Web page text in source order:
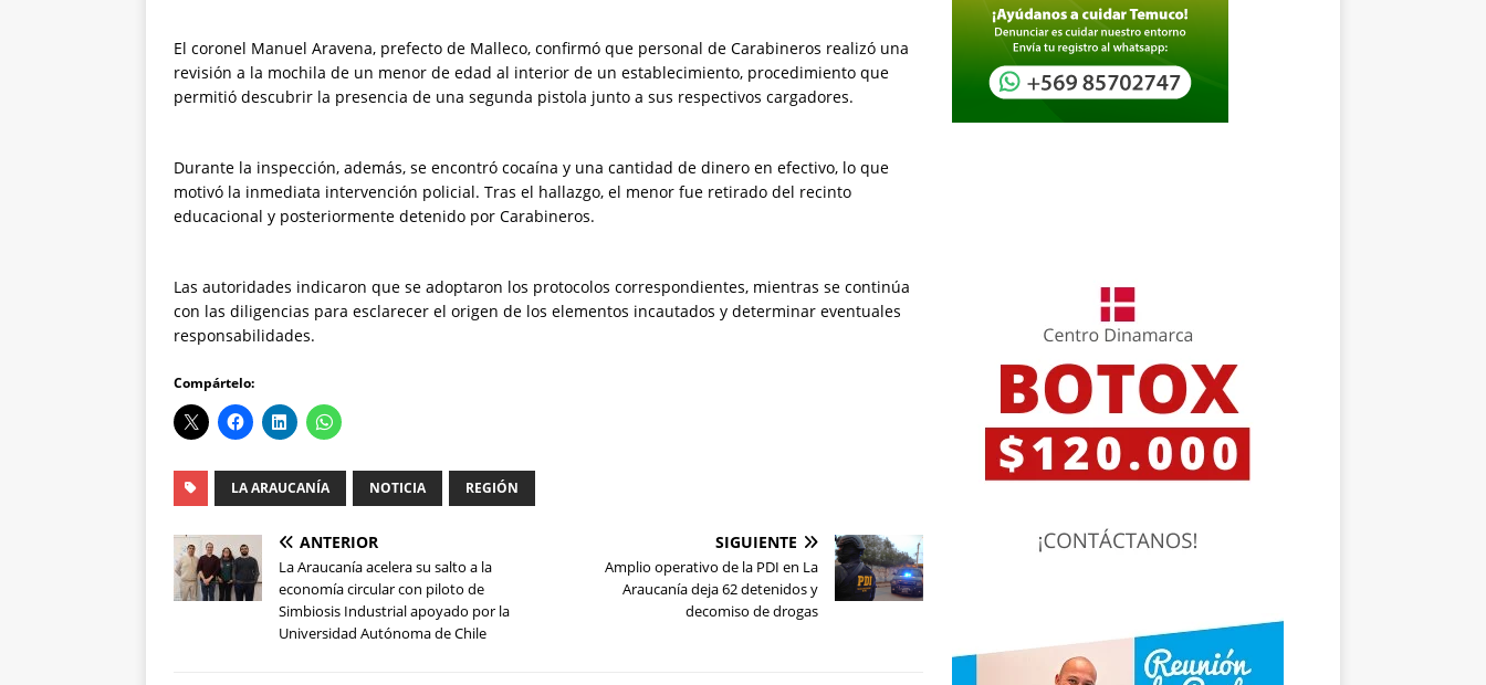
El coronel Manuel Aravena, prefecto de Malleco, confirmó que personal de Carabineros realizó una
revisión a la mochila de un menor de edad al interior de un establecimiento, procedimiento que
permitió descubrir la presencia de una segunda pistola junto a sus respectivos cargadores.
Durante la inspección, además, se encontró cocaína y una cantidad de dinero en efectivo, lo que
motivó la inmediata intervención policial. Tras el hallazgo, el menor fue retirado del recinto
educacional y posteriormente detenido por Carabineros.
Las autoridades indicaron que se adoptaron los protocolos correspondientes, mientras se continúa
con las diligencias para esclarecer el origen de los elementos incautados y determinar eventuales
responsabilidades.
Compártelo:
LA ARAUCANÍA NOTICIA REGIÓN
ANTERIOR
La Araucanía acelera su salto a la
economía circular con piloto de
Simbiosis Industrial apoyado por la
Universidad Autónoma de Chile
SIGUIENTE
Amplio operativo de la PDI en La
Araucanía deja 62 detenidos y
decomiso de drogas